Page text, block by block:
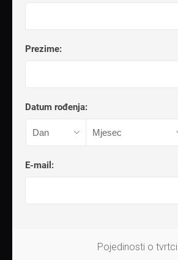
Prezime:
Datum rođenja:
E-mail:
Pojedinosti o tvrtci